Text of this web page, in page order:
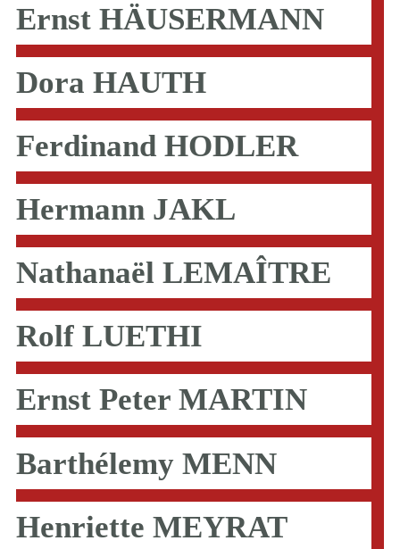
Ernst HÄUSERMANN
Dora HAUTH
Ferdinand HODLER
Hermann JAKL
Nathanaël LEMAÎTRE
Rolf LUETHI
Ernst Peter MARTIN
Barthélemy MENN
Henriette MEYRAT